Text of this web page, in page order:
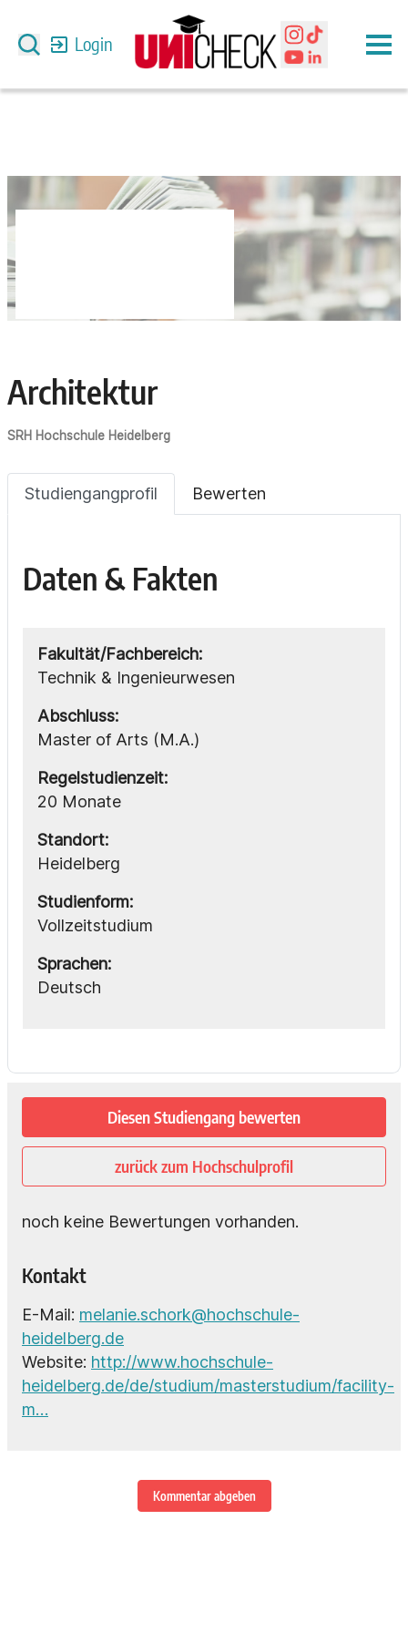
Login
Architektur
SRH Hochschule Heidelberg
Studiengangprofil Bewerten
Daten & Fakten
Fakultät/Fachbereich:
Technik & Ingenieurwesen
Abschluss:
Master of Arts (M.A.)
Regelstudienzeit:
20 Monate
Standort:
Heidelberg
Studienform:
Vollzeitstudium
Sprachen:
Deutsch
Diesen Studiengang bewerten
zurück zum Hochschulprofil
noch keine Bewertungen vorhanden.
Kontakt
E-Mail: melanie.schork@hochschule-
heidelberg.de
Website: http://www.hochschule-
heidelberg.de/de/studium/masterstudium/facility-
m…
Kommentar abgeben